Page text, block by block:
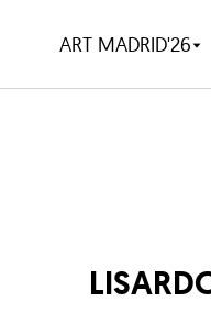
ART MADRID'26